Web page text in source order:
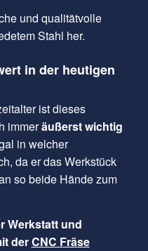
und qualitätvolle
Stahl her.
in der heutigen
ist dieses
immeräußerst wichtig
in welcher
da er das Werkstück
so beide Hände zum
Werkstatt und
derCNC Fräse